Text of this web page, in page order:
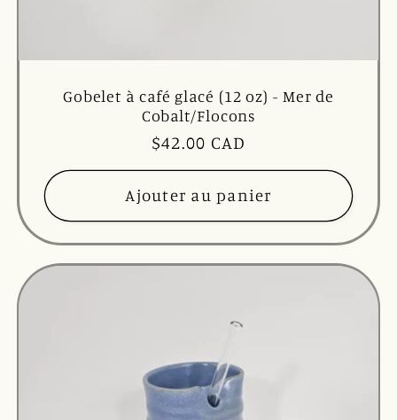
Gobelet à café glacé (12 oz) - Mer de
Cobalt/Flocons
Prix
habituel
$42.00 CAD
Ajouter au panier